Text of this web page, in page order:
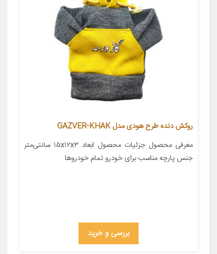
روکش دنده طرح هودی مدل GAZVER-KHAK
معرفی محصول جزئیات محصول ابعاد ۱۵x۱۲x۳ سانتی‌متر
جنس پارچه مناسب برای خودرو تمام خودروها
بررسی و خرید